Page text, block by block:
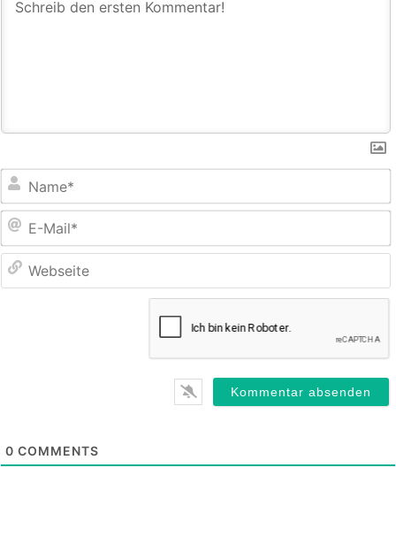
0 COMMENTS